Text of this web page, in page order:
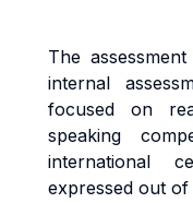
The
internal
focused on
speaking
international
expressed out of